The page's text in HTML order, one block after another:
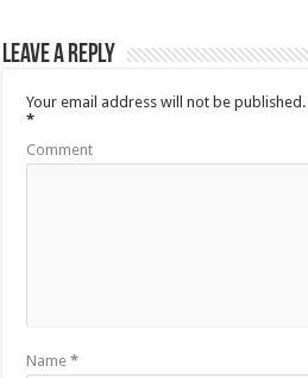
Leave a Reply
Your email address will not be published.
*
Comment
Name*